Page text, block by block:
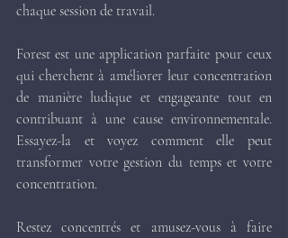
chaque session de travail.
Forest est une application parfaite pour ceux
qui cherchent à améliorer leur concentration
de manière ludique et engageante tout en
contribuant à une cause environnementale.
Essayez-la et voyez comment elle peut
transformer votre gestion du temps et votre
concentration.
Restez concentrés et amusez-vous à faire